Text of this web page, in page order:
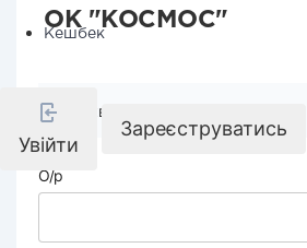
Кешбек
Увійти
Зареєструватись
ОК "КОСМОС"
Реквізити компанії
О/р